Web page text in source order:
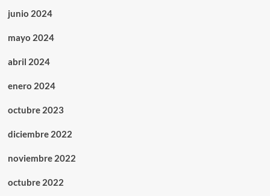
junio 2024
mayo 2024
abril 2024
enero 2024
octubre 2023
diciembre 2022
noviembre 2022
octubre 2022